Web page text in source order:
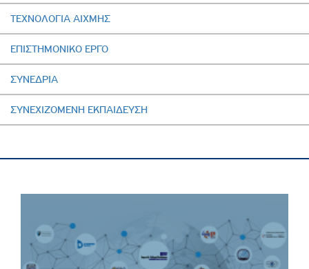
ΤΕΧΝΟΛΟΓΙΑ ΑΙΧΜΗΣ
EΠΙΣΤΗΜΟΝΙΚΟ ΕΡΓΟ
ΣΥΝΕΔΡΙΑ
ΣΥΝΕΧΙΖΟΜΕΝΗ ΕΚΠΑΙΔΕΥΣΗ